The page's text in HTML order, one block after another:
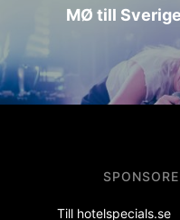
MØ till
Till hotelspecials.se